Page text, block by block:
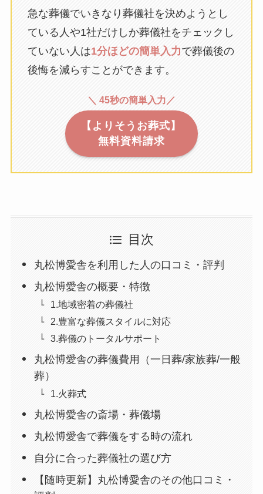
急な葬儀でいきなり葬儀社を決めようとし
ている人や1社だけしか葬儀社をチェックし
ていない人は1分ほどの簡単入力で葬儀後の
後悔を減らすことができます。
＼ 45秒の簡単入力／
【よりそうお葬式】
無料資料請求
目次
丸松博愛舎を利用した人の口コミ・評判
丸松博愛舎の概要・特徴
1.地域密着の葬儀社
2.豊富な葬儀スタイルに対応
3.葬儀のトータルサポート
丸松博愛舎の葬儀費用（一日葬/家族葬/一般
葬）
1.火葬式
丸松博愛舎の斎場・葬儀場
丸松博愛舎で葬儀をする時の流れ
自分に合った葬儀社の選び方
【随時更新】丸松博愛舎のその他口コミ・